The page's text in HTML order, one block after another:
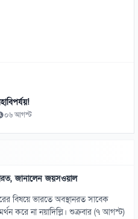
ধরবে সরকার: প্রধানমন্ত্রী
ঋণের উদ্যোগ
০৬ আগস্ট
জানালেন জয়সওয়াল
বিষয়ে ভারতে অবস্থানরত সাবেক
করে না নয়াদিল্লি। শুক্রবার (৭ আগস্ট)